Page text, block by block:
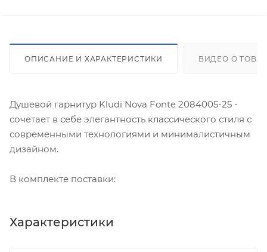
ОПИСАНИЕ И ХАРАКТЕРИСТИКИ ВИДЕО О
Душевой гарнитур Kludi Nova Fonte 2084005-25 -
сочетает в себе элегантность классического стиля с
современными технологиями и минималистичным
дизайном.
В комплекте поставки:
Характеристики